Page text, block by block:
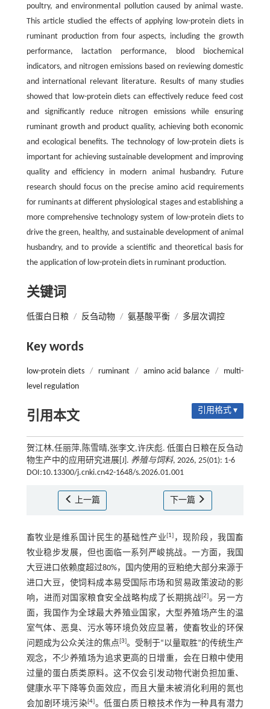
poultry, and environmental pollution caused by animal waste.
This article studied the effects of applying low-protein diets in
ruminant production from four aspects, including the growth
performance, lactation performance, blood biochemical
indicators, and nitrogen emissions based on reviewing domestic
and international relevant literature. Results of many studies
showed that low-protein diets can effectively reduce feed cost
and significantly reduce nitrogen emissions while ensuring
ruminant growth and product quality, achieving both economic
and ecological benefits. The technology of low-protein diets is
important for achieving sustainable development and improving
quality and efficiency in modern animal husbandry. Future
research should focus on the precise amino acid requirements
for ruminants at different physiological stages and establishing a
more comprehensive technology system of low-protein diets to
drive the green, healthy, and sustainable development of animal
husbandry, and to provide a scientific and theoretical basis for
the application of low-protein diets in ruminant production.
关键词
低蛋白日粮 / 反刍动物 / 氨基酸平衡 / 多层次调控
Key words
low-protein diets / ruminant / amino acid balance /
multi-
level regulation
引用本文 引用格式 ▾
贺江林,任丽萍,陈雪晴,张李文,许庆彪. 低蛋白日粮在反刍动
物生产中的应用研究进展[J]. 养殖与饲料, 2026, 25(01): 1-6
DOI:10.13300/j.cnki.cn42-1648/s.2026.01.001
上一篇 下一篇
畜牧业是维系国计民生的基础性产业[1] ，现阶段，我国畜
牧业稳步发展，但也面临一系列严峻挑战。一方面，我国
大豆进口依赖度超过80%，国内使用的豆粕绝大部分来源于
进口大豆，使饲料成本易受国际市场和贸易政策波动的影
响，进而对国家粮食安全战略构成了长期挑战[2]。另一方
面，我国作为全球最大养殖业国家，大型养殖场产生的温
室气体、恶臭、污水等环境负效应显著，使畜牧业的环保
问题成为公众关注的焦点[3]。受制于“以量取胜”的传统生产
观念，不少养殖场为追求更高的日增重，会在日粮中使用
过量的蛋白质类原料。这不仅会引发动物代谢负担加重、
健康水平下降等负面效应，而且大量未被消化利用的氮也
会加剧环境污染[4]。低蛋白质日粮技术作为一种具有潜力